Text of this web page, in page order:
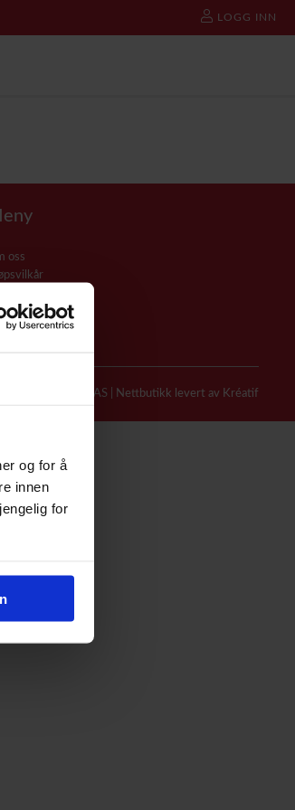
og for å
innen
for
LOGG INN
oss
policy
© Coromatic AS | Nettbutikk levert av Kréatif